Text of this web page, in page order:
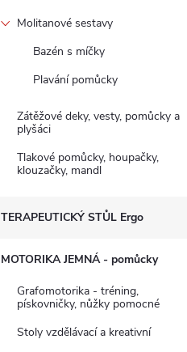
Molitanové sestavy
Bazén s míčky
Plavání pomůcky
Zátěžové deky, vesty, pomůcky a
plyšáci
Tlakové pomůcky, houpačky,
klouzačky, mandl
TERAPEUTICKÝ STŮL Ergo
MOTORIKA JEMNÁ - pomůcky
Grafomotorika - tréning,
pískovničky, nůžky pomocné
Stoly vzdělávací a kreativní